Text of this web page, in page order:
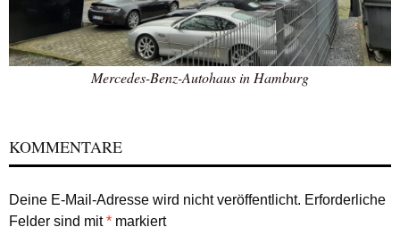
Mercedes-Benz-Autohaus in Hamburg
KOMMENTARE
Deine E-Mail-Adresse wird nicht veröffentlicht. Erforderliche
Felder sind mit* markiert